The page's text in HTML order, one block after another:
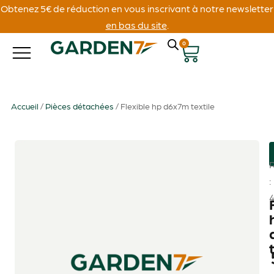
Obtenez 5€ de réduction en vous inscrivant à notre newsletter
en bas du site.
0
Accueil / Pièces détachées / Flexible hp d6x7m textile
: